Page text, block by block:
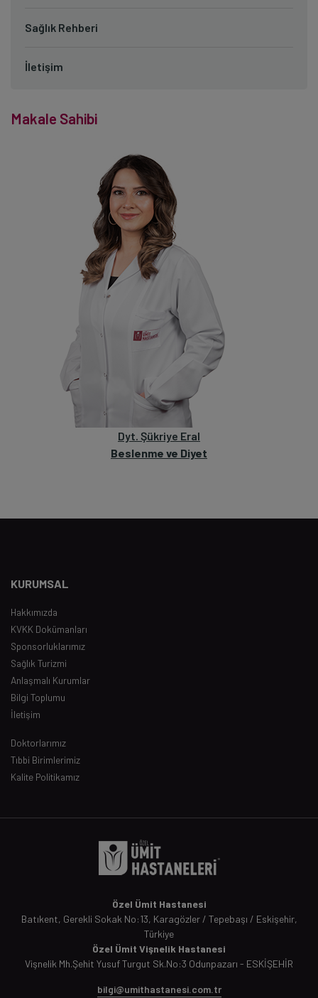
Sağlık Rehberi
İletişim
Makale Sahibi
Dyt. Şükriye Eral
Beslenme ve Diyet
KURUMSAL
Hakkımızda
KVKK Dokümanları
Sponsorluklarımız
Sağlık Turizmi
Anlaşmalı Kurumlar
Bilgi Toplumu
İletişim
Doktorlarımız
Tıbbi Birimlerimiz
Kalite Politikamız
Özel Ümit Hastanesi
Batıkent, Gerekli Sokak No:13, Karagözler / Tepebaşı / Eskişehir,
Türkiye
Özel Ümit Vişnelik Hastanesi
Vişnelik Mh.Şehit Yusuf Turgut Sk.No:3 Odunpazarı - ESKİŞEHİR
bilgi@umithastanesi.com.tr